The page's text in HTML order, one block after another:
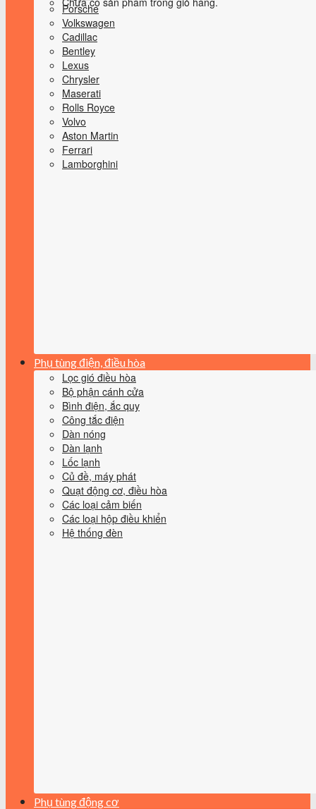
Porsche
Volkswagen
Cadillac
Bentley
Lexus
Chrysler
Maserati
Rolls Royce
Volvo
Aston Martin
Ferrari
Lamborghini
Phụ tùng điện, điều hòa
Lọc gió điều hòa
Bộ phận cánh cửa
Bình điện, ắc quy
Công tắc điện
Dàn nóng
Dàn lạnh
Lốc lạnh
Củ đề, máy phát
Quạt động cơ, điều hòa
Các loại cảm biến
Các loại hộp điều khiển
Hệ thống đèn
Phụ tùng động cơ